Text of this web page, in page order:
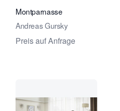
Montparnasse
Andreas Gursky
Preis auf Anfrage